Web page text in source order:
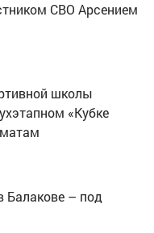
СВО Арсением
школы
«Кубке
Балакове – под